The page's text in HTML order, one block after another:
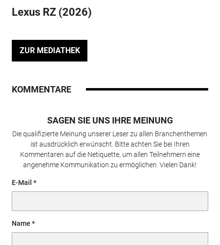
Lexus RZ (2026)
ZUR MEDIATHEK
KOMMENTARE
SAGEN SIE UNS IHRE MEINUNG
Die qualifizierte Meinung unserer Leser zu allen Branchenthemen
ist ausdrücklich erwünscht. Bitte achten Sie bei Ihren
Kommentaren auf die Netiquette, um allen Teilnehmern eine
angenehme Kommunikation zu ermöglichen. Vielen Dank!
E-Mail
Name